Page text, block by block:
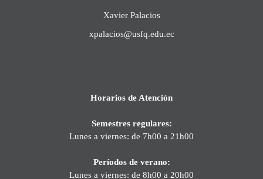
Xavier Palacios
xpalacios@usfq.edu.ec
Horarios de Atención
Semestres regulares:
Lunes a viernes: de 7h00 a 21h00
Períodos de verano:
Lunes a viernes: de 8h00 a 20h00